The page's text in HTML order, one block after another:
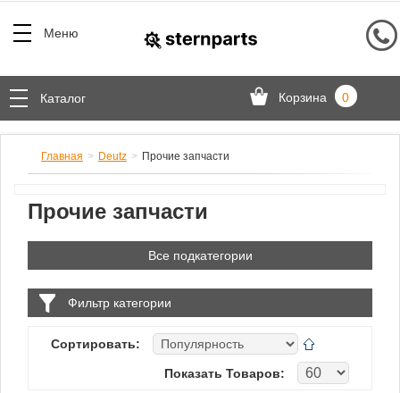
Меню
Каталог Корзина 0
Главная Deutz Прочие запчасти
Прочие запчасти
Все подкатегории
Фильтр категории
Сортировать:
Показать Товаров: